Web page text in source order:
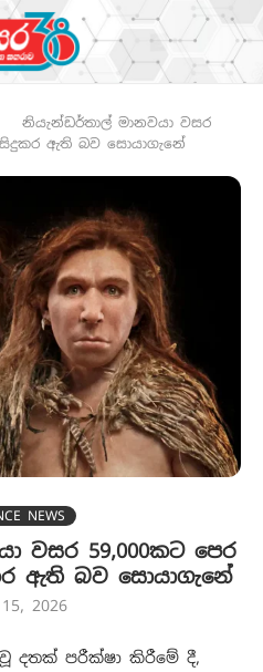
නියැන්ඩර්තාල් මානවයා වසර
සිදුකර ඇති බව සොයාගැනේ
NEWS
වසර 59,000කට පෙර
ඇති බව සොයාගැනේ
2026
දතක් පරීක්ෂා කිරීමේ දී,